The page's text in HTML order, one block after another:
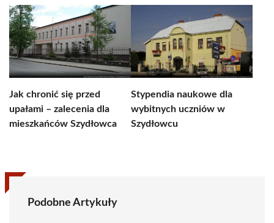
Jak chronić się przed
upałami – zalecenia dla
mieszkańców Szydłowca
Stypendia naukowe dla
wybitnych uczniów w
Szydłowcu
Podobne Artykuły